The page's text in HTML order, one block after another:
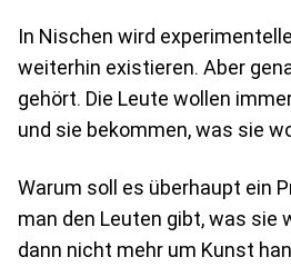
In Nischen wird
weiterhin existieren. Aber
gehört. Die Leute wollen
und sie bekommen, was sie
Warum soll es überhaupt ein
man den Leuten gibt, was sie
dann nicht mehr um Kunst